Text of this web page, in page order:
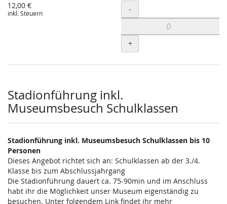
12,00 €
inkl. Steuern Menge
-
+
Stadionführung inkl.
Museumsbesuch Schulklassen
Stadionführung inkl. Museumsbesuch Schulklassen bis 10
Personen
Dieses Angebot richtet sich an: Schulklassen ab der 3./4.
Klasse bis zum Abschlussjahrgang
Die Stadionführung dauert ca. 75-90min und im Anschluss
habt ihr die Möglichkeit unser Museum eigenständig zu
besuchen. Unter folgendem Link findet ihr mehr